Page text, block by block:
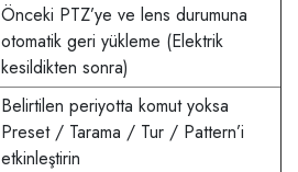
Önceki PTZ’ye ve lens durumuna
otomatik geri yükleme (Elektrik
kesildikten sonra)
Belirtilen periyotta komut yoksa
Preset / Tarama / Tur / Pattern’i
etkinleştirin